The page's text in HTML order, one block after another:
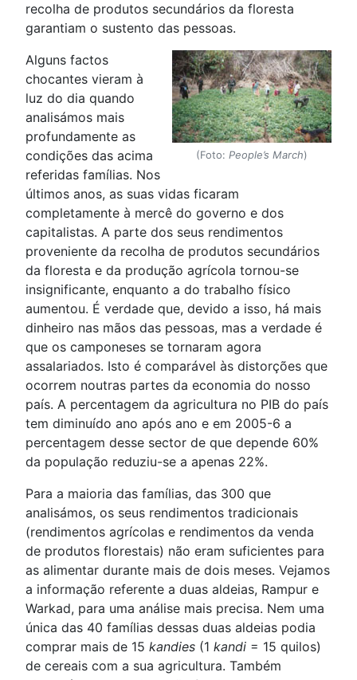
recolha de produtos secundários da floresta
garantiam o sustento das pessoas.
(Foto: People’s March)
Alguns factos
chocantes vieram à
luz do dia quando
analisámos mais
profundamente as
condições das acima
referidas famílias. Nos
últimos anos, as suas vidas ficaram
completamente à mercê do governo e dos
capitalistas. A parte dos seus rendimentos
proveniente da recolha de produtos secundários
da floresta e da produção agrícola tornou-se
insignificante, enquanto a do trabalho físico
aumentou. É verdade que, devido a isso, há mais
dinheiro nas mãos das pessoas, mas a verdade é
que os camponeses se tornaram agora
assalariados. Isto é comparável às distorções que
ocorrem noutras partes da economia do nosso
país. A percentagem da agricultura no PIB do país
tem diminuído ano após ano e em 2005-6 a
percentagem desse sector de que depende 60%
da população reduziu-se a apenas 22%.
Para a maioria das famílias, das 300 que
analisámos, os seus rendimentos tradicionais
(rendimentos agrícolas e rendimentos da venda
de produtos florestais) não eram suficientes para
as alimentar durante mais de dois meses. Vejamos
a informação referente a duas aldeias, Rampur e
Warkad, para uma análise mais precisa. Nem uma
única das 40 famílias dessas duas aldeias podia
comprar mais de 15 kandies (1 kandi = 15 quilos)
de cereais com a sua agricultura. Também